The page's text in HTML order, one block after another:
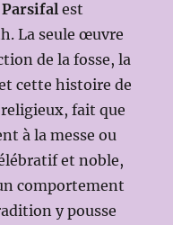
Parsifalest
La seule œuvre
de la fosse, la
cette histoire de
fait que
à la messe ou
et noble,
comportement
y pousse